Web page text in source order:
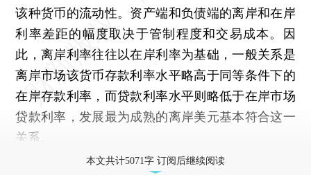
该种货币的流动性。资产端和负债端的离岸和在岸
利率差距的幅度取决于管制程度和交易成本。因
此，离岸利率往往以在岸利率为基础，一般关系是
离岸市场该货币存款利率水平略高于同等条件下的
在岸存款利率，而贷款利率水平则略低于在岸市场
贷款利率，发展最为成熟的离岸美元基本符合这一
关系。
本文共计5071字 订阅后继续阅读